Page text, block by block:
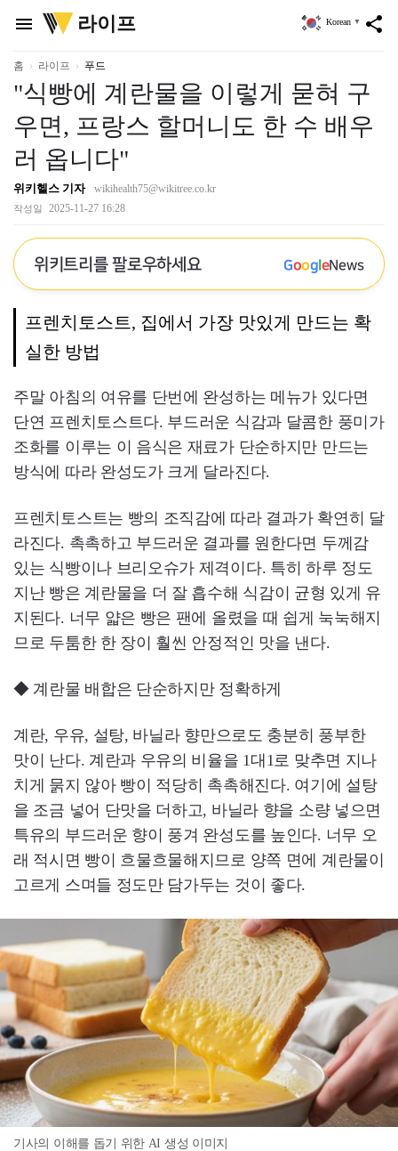
menu
위
키
리
라이프 share
Korean ▼
홈 라이프 푸드
"식빵에 계란물을 이렇게 묻혀 구
우면, 프랑스 할머니도 한 수 배우
러 옵니다"
위키헬스 기자 wikihealth75@wikitree.co.kr
작성일 2025-11-27 16:28
위키트리를 팔로우하세요 GoogleNews
프렌치토스트, 집에서 가장 맛있게 만드는 확
실한 방법
주말 아침의 여유를 단번에 완성하는 메뉴가 있다면
단연 프렌치토스트다. 부드러운 식감과 달콤한 풍미가
조화를 이루는 이 음식은 재료가 단순하지만 만드는
방식에 따라 완성도가 크게 달라진다.
프렌치토스트는 빵의 조직감에 따라 결과가 확연히 달
라진다. 촉촉하고 부드러운 결과를 원한다면 두께감
있는 식빵이나 브리오슈가 제격이다. 특히 하루 정도
지난 빵은 계란물을 더 잘 흡수해 식감이 균형 있게 유
지된다. 너무 얇은 빵은 팬에 올렸을 때 쉽게 눅눅해지
므로 두툼한 한 장이 훨씬 안정적인 맛을 낸다.
◆ 계란물 배합은 단순하지만 정확하게
계란, 우유, 설탕, 바닐라 향만으로도 충분히 풍부한
맛이 난다. 계란과 우유의 비율을 1대1로 맞추면 지나
치게 묽지 않아 빵이 적당히 촉촉해진다. 여기에 설탕
을 조금 넣어 단맛을 더하고, 바닐라 향을 소량 넣으면
특유의 부드러운 향이 풍겨 완성도를 높인다. 너무 오
래 적시면 빵이 흐물흐물해지므로 양쪽 면에 계란물이
고르게 스며들 정도만 담가두는 것이 좋다.
기사의 이해를 돕기 위한 AI 생성 이미지